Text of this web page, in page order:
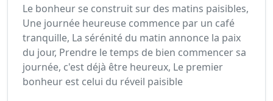
Le bonheur se construit sur des matins paisibles,
Une journée heureuse commence par un café
tranquille, La sérénité du matin annonce la paix
du jour, Prendre le temps de bien commencer sa
journée, c'est déjà être heureux, Le premier
bonheur est celui du réveil paisible